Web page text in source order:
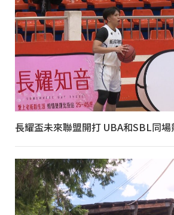
長耀盃未來聯盟開打 UBA和SBL同場